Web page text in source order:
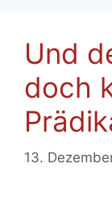
Und
doch
13.